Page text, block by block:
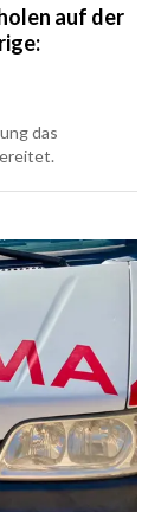
auf der
das